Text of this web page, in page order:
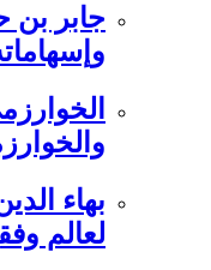
جابر بن
بهاء
لعالم